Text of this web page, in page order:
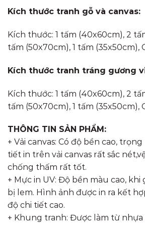
Kích thước tranh gỗ và canvas:
Kích thước: 1 tấm (40x60cm), 2
tấm (50x70cm), 1 tấm (35x50cm),
Kích thước tranh tráng gương
Kích thước: 1 tấm (40x60cm), 2
tấm (50x70cm), 1 tấm (35x50cm),
THÔNG TIN SẢN PHẨM:
+ Vải canvas: Có độ bền cao,
tiết in trên vải canvas rất sắc
chống thấm rất tốt.
+ Mực in UV: Độ bền màu cao,
bị lem. Hình ảnh được in ra kết
độ chi tiết cao.
+ Khung tranh: Được làm từ nhựa